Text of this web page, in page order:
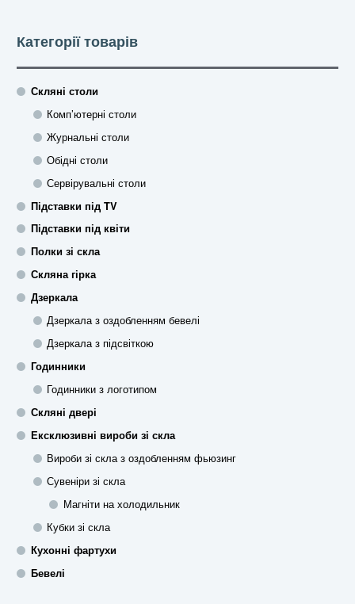
Категорії товарів
Скляні столи
Комп’ютерні столи
Журнальні столи
Обідні столи
Сервірувальні столи
Підставки під TV
Підставки під квіти
Полки зі скла
Скляна гірка
Дзеркала
Дзеркала з оздобленням бевелі
Дзеркала з підсвіткою
Годинники
Годинники з логотипом
Скляні двері
Ексклюзивні вироби зі скла
Вироби зі скла з оздобленням фьюзинг
Сувеніри зі скла
Магніти на холодильник
Кубки зі скла
Кухонні фартухи
Бевелі